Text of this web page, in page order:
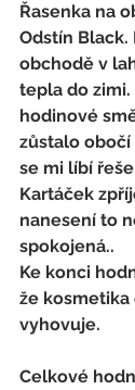
Řasenka na
Odstín Black.
obchodě v
tepla do zimi.
hodinové
zůstalo obočí
se mi líbí
Kartáček
nanesení to
spokojená..
Ke konci
že kosmetika
vyhovuje.
Celkové